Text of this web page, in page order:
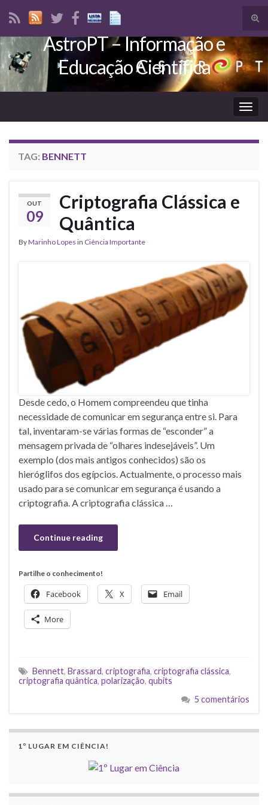
Search for:
AstroPT – Informação e
Educação Científica
TAG: BENNETT
OUT
09
Criptografia Clássica e
Quântica
ByMarinho Lopes in Ciência Importante
Desde cedo, o Homem compreendeu que tinha
necessidade de comunicar em segurança entre si. Para
tal, inventaram-se várias formas de “esconder” a
mensagem privada de “olhares indesejáveis”. Um
exemplo (dos mais antigos conhecidos) são os
hieróglifos dos egípcios. Actualmente, o processo mais
usado para se comunicar em segurança é usando a
criptografia. A criptografia clássica …
Continue reading
Partilhe o conhecimento!
Facebook X Email
More
Bennett, Brassard, criptografia, criptografia clássica,
criptografia quântica, polarização, qubits
5 comentários
1º LUGAR EM CIÊNCIA!